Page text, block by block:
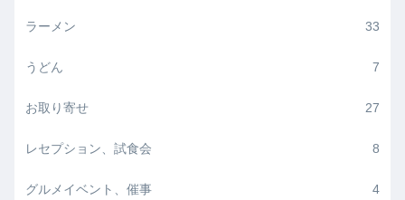
ラーメン 33
うどん 7
お取り寄せ 27
レセプション、試食会 8
グルメイベント、催事 4